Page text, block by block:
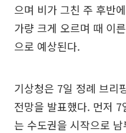
으며 비가 그친 주 후반
가량 크게 오르며 때 이
으로 예상된다.
기상청은 7일 정례 브리
전망을 발표했다. 먼저
는 수도권을 시작으로